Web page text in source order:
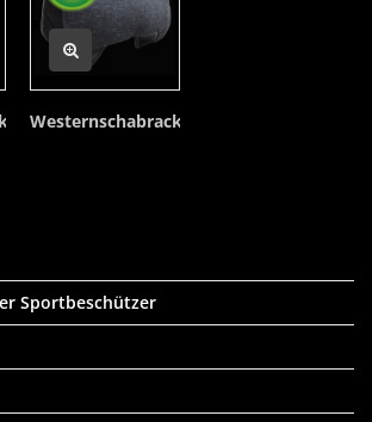
Westernschabracke
Sportbeschützer